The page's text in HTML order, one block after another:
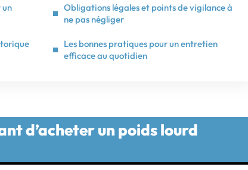
un
Obligations légales et points de vigilance à
ne pas négliger
Les bonnes pratiques pour un entretien
efficace au quotidien
d’acheter un poids lourd